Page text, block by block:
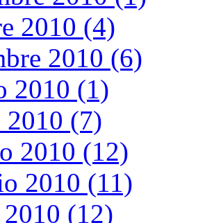
2010 (4)
2010 (6)
2010 (1)
(7)
2010 (12)
2010 (11)
(12)